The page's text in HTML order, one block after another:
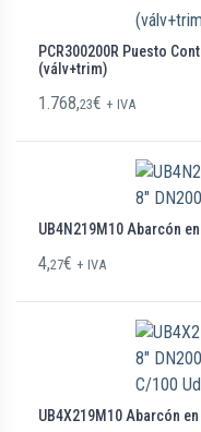
PCR300200R Puesto
(válv+trim)
1.768,23€ + IVA
UB4N219M10 Abarcón
4,27€ + IVA
UB4X219M10 Abarcón